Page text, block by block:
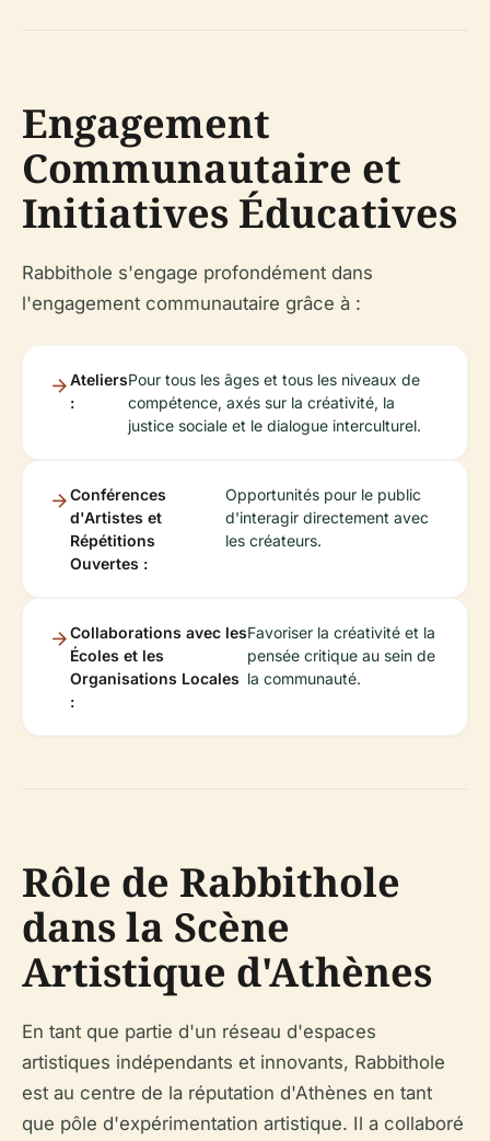
Engagement
Communautaire et
Initiatives Éducatives
Rabbithole s'engage profondément dans
l'engagement communautaire grâce à :
Ateliers
:
Pour tous les âges et tous les niveaux de
compétence, axés sur la créativité, la
justice sociale et le dialogue interculturel.
Conférences
d'Artistes et
Répétitions
Ouvertes :
Opportunités pour le public
d'interagir directement avec
les créateurs.
Collaborations avec les
Écoles et les
Organisations Locales
:
Favoriser la créativité et la
pensée critique au sein de
la communauté.
Rôle de Rabbithole
dans la Scène
Artistique d'Athènes
En tant que partie d'un réseau d'espaces
artistiques indépendants et innovants, Rabbithole
est au centre de la réputation d'Athènes en tant
que pôle d'expérimentation artistique. Il a collaboré